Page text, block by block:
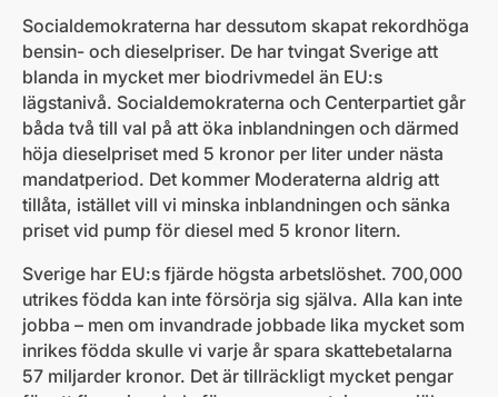
Socialdemokraterna har dessutom skapat rekordhöga
bensin- och dieselpriser. De har tvingat Sverige att
blanda in mycket mer biodrivmedel än EU:s
lägstanivå. Socialdemokraterna och Centerpartiet går
båda två till val på att öka inblandningen och därmed
höja dieselpriset med 5 kronor per liter under nästa
mandatperiod. Det kommer Moderaterna aldrig att
tillåta, istället vill vi minska inblandningen och sänka
priset vid pump för diesel med 5 kronor litern.
Sverige har EU:s fjärde högsta arbetslöshet. 700,000
utrikes födda kan inte försörja sig själva. Alla kan inte
jobba – men om invandrade jobbade lika mycket som
inrikes födda skulle vi varje år spara skattebetalarna
57 miljarder kronor. Det är tillräckligt mycket pengar